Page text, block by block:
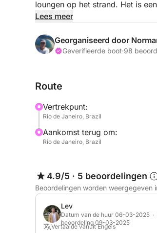
loungen op het strand. Het is
van Rio. Met de zachte deining
bewust. We maken het
Lees meer
Georganiseerd door
Geverifieerde boot·98
Route
Vertrekpunt:
Rio de Janeiro, Brazil
Aankomst terug om:
Rio de Janeiro, Brazil
4.9/5 · 5 beoordelingen
Beoordelingen worden weergegeven
Lev
Datum van de huur 06-03-2025 ·
beoordeling 09-03-2025
Vertaalde vanuit Engels